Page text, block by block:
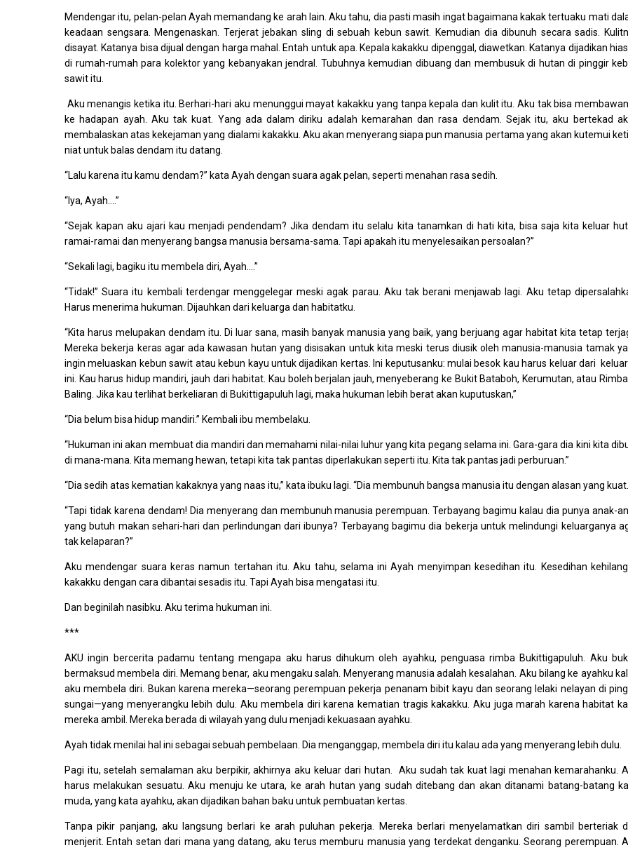
Mendengar itu, pelan-pelan Ayah memandang ke arah lain. Aku tahu, dia pasti masih ingat bagaimana kakak tertuaku mati
keadaan sengsara. Mengenaskan. Terjerat jebakan sling di sebuah kebun sawit. Kemudian dia dibunuh secara sadis.
disayat. Katanya bisa dijual dengan harga mahal. Entah untuk apa. Kepala kakakku dipenggal, diawetkan. Katanya dijadikan
di rumah-rumah para kolektor yang kebanyakan jendral. Tubuhnya kemudian dibuang dan membusuk di hutan di pinggir
sawit itu.
Aku menangis ketika itu. Berhari-hari aku menunggui mayat kakakku yang tanpa kepala dan kulit itu. Aku tak bisa
ke hadapan ayah. Aku tak kuat. Yang ada dalam diriku adalah kemarahan dan rasa dendam. Sejak itu, aku bertekad
membalaskan atas kekejaman yang dialami kakakku. Aku akan menyerang siapa pun manusia pertama yang akan kutemui
niat untuk balas dendam itu datang.
“Lalu karena itu kamu dendam?” kata Ayah dengan suara agak pelan, seperti menahan rasa sedih.
“Iya, Ayah.…”
“Sejak kapan aku ajari kau menjadi pendendam? Jika dendam itu selalu kita tanamkan di hati kita, bisa saja kita keluar
ramai-ramai dan menyerang bangsa manusia bersama-sama. Tapi apakah itu menyelesaikan persoalan?”
“Sekali lagi, bagiku itu membela diri, Ayah.…”
“Tidak!” Suara itu kembali terdengar menggelegar meski agak parau. Aku tak berani menjawab lagi. Aku tetap
Harus menerima hukuman. Dijauhkan dari keluarga dan habitatku.
“Kita harus melupakan dendam itu. Di luar sana, masih banyak manusia yang baik, yang berjuang agar habitat kita tetap
Mereka bekerja keras agar ada kawasan hutan yang disisakan untuk kita meski terus diusik oleh manusia-manusia tamak
ingin meluaskan kebun sawit atau kebun kayu untuk dijadikan kertas. Ini keputusanku: mulai besok kau harus keluar dari
ini. Kau harus hidup mandiri, jauh dari habitat. Kau boleh berjalan jauh, menyeberang ke Bukit Bataboh, Kerumutan, atau
Baling. Jika kau terlihat berkeliaran di Bukittigapuluh lagi, maka hukuman lebih berat akan kuputuskan,”
“Dia belum bisa hidup mandiri.” Kembali ibu membelaku.
“Hukuman ini akan membuat dia mandiri dan memahami nilai-nilai luhur yang kita pegang selama ini. Gara-gara dia kini kita
di mana-mana. Kita memang hewan, tetapi kita tak pantas diperlakukan seperti itu. Kita tak pantas jadi perburuan.”
“Dia sedih atas kematian kakaknya yang naas itu,” kata ibuku lagi. “Dia membunuh bangsa manusia itu dengan alasan yang
“Tapi tidak karena dendam! Dia menyerang dan membunuh manusia perempuan. Terbayang bagimu kalau dia punya anak-
yang butuh makan sehari-hari dan perlindungan dari ibunya? Terbayang bagimu dia bekerja untuk melindungi keluarganya
tak kelaparan?”
Aku mendengar suara keras namun tertahan itu. Aku tahu, selama ini Ayah menyimpan kesedihan itu. Kesedihan
kakakku dengan cara dibantai sesadis itu. Tapi Ayah bisa mengatasi itu.
Dan beginilah nasibku. Aku terima hukuman ini.
***
AKU ingin bercerita padamu tentang mengapa aku harus dihukum oleh ayahku, penguasa rimba Bukittigapuluh. Aku
bermaksud membela diri. Memang benar, aku mengaku salah. Menyerang manusia adalah kesalahan. Aku bilang ke ayahku
aku membela diri. Bukan karena mereka—seorang perempuan pekerja penanam bibit kayu dan seorang lelaki nelayan di
sungai—yang menyerangku lebih dulu. Aku membela diri karena kematian tragis kakakku. Aku juga marah karena habitat
mereka ambil. Mereka berada di wilayah yang dulu menjadi kekuasaan ayahku.
Ayah tidak menilai hal ini sebagai sebuah pembelaan. Dia menganggap, membela diri itu kalau ada yang menyerang lebih dulu.
Pagi itu, setelah semalaman aku berpikir, akhirnya aku keluar dari hutan. Aku sudah tak kuat lagi menahan kemarahanku.
harus melakukan sesuatu. Aku menuju ke utara, ke arah hutan yang sudah ditebang dan akan ditanami batang-batang
muda, yang kata ayahku, akan dijadikan bahan baku untuk pembuatan kertas.
Tanpa pikir panjang, aku langsung berlari ke arah puluhan pekerja. Mereka berlari menyelamatkan diri sambil berteriak
menjerit. Entah setan dari mana yang datang, aku terus memburu manusia yang terdekat denganku. Seorang perempuan.